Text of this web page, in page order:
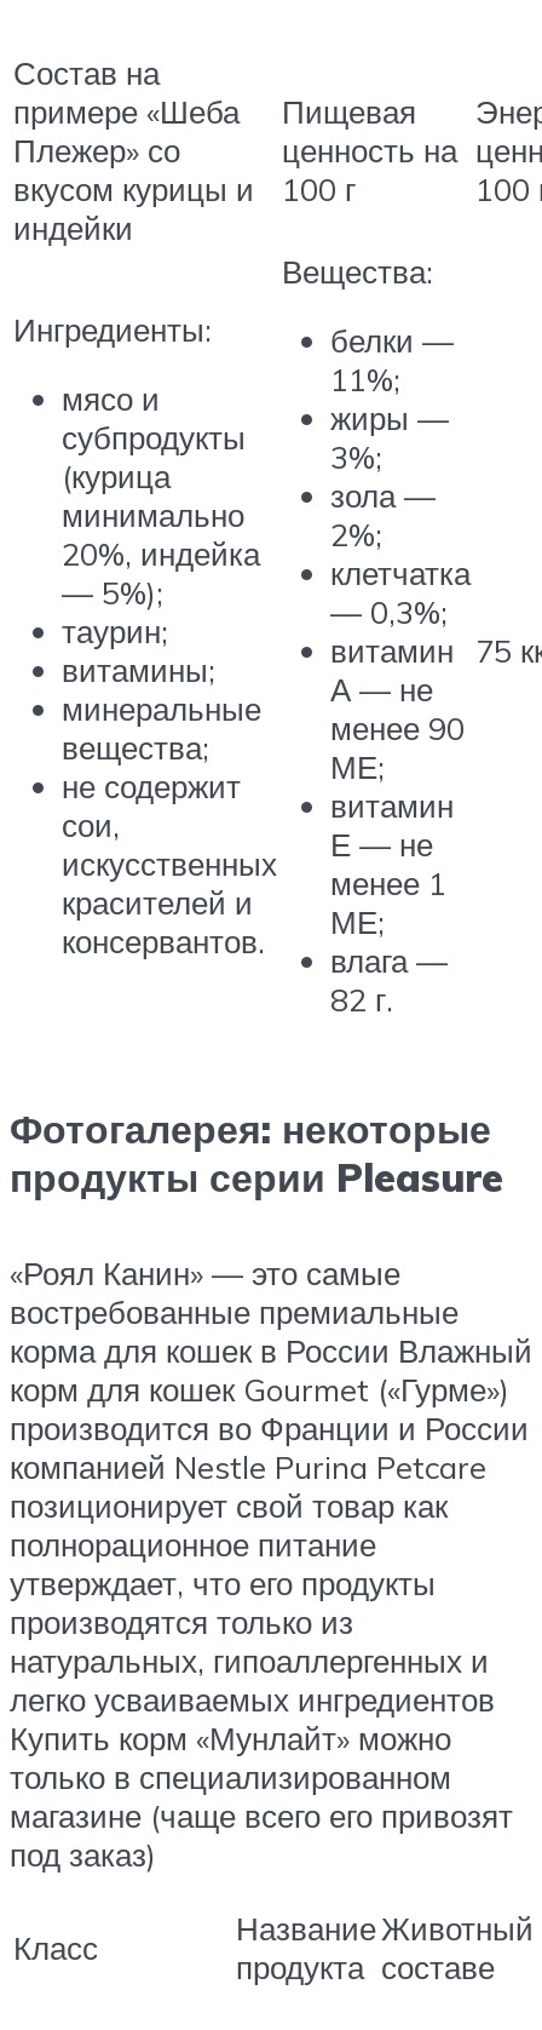
Состав на
примере «Шеба
Плежер» со
вкусом курицы и
индейки
Пищевая
ценность на
100 г
100
Ингредиенты:
мясо и
субпродукты
(курица
минимально
20%, индейка
— 5%);
таурин;
витамины;
минеральные
вещества;
не содержит
сои,
искусственных
красителей и
консервантов.
Вещества:
белки —
11%;
жиры —
3%;
зола —
2%;
клетчатка
— 0,3%;
витамин
А — не
менее 90
МЕ;
витамин
Е — не
менее 1
МЕ;
влага —
82 г.
75
Фотогалерея: некоторые
продукты серии Pleasure
«Роял Канин» — это самые
востребованные премиальные
корма для кошек в России Влажный
корм для кошек Gourmet («Гурме»)
производится во Франции и России
компанией Nestle Purina Petcare
позиционирует свой товар как
полнорационное питание
утверждает, что его продукты
производятся только из
натуральных, гипоаллергенных и
легко усваиваемых ингредиентов
Купить корм «Мунлайт» можно
только в специализированном
магазине (чаще всего его привозят
под заказ)
Класс
Название
продукта
Животный
составе